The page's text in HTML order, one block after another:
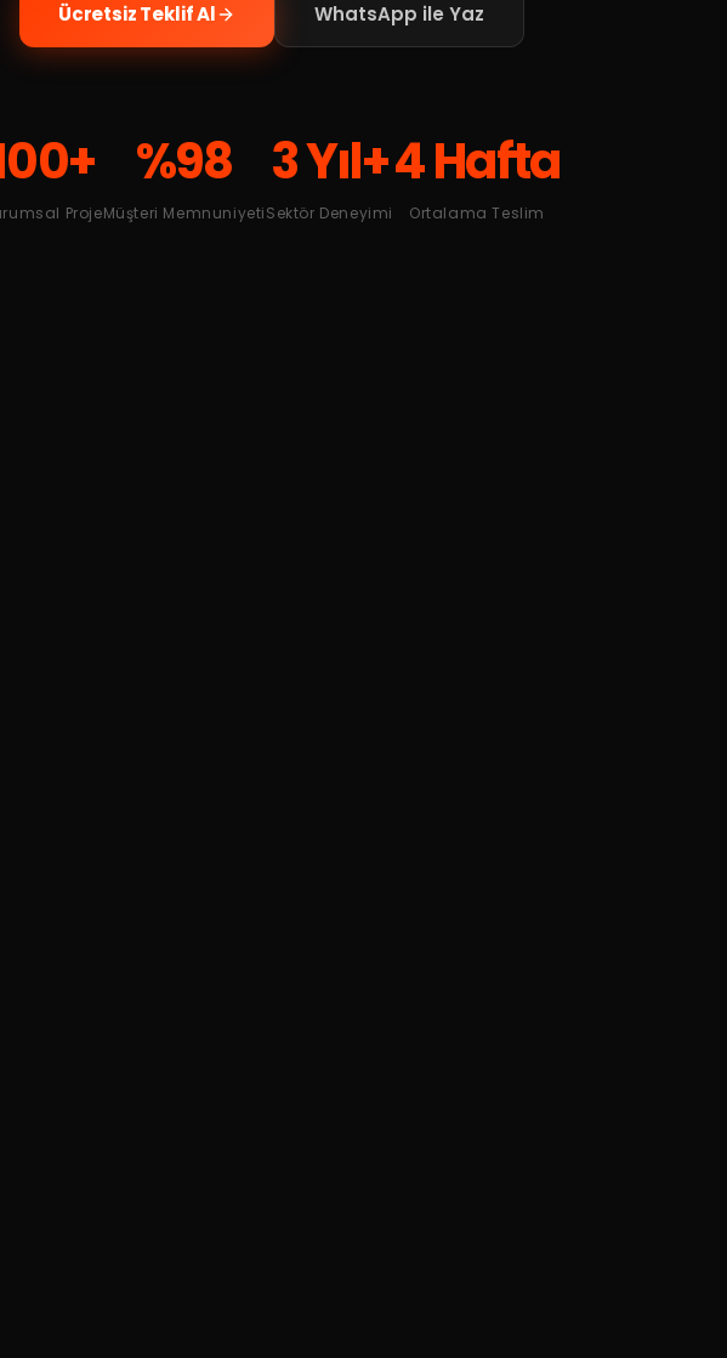
Ücretsiz Teklif Al WhatsApp ile Yaz
Proje
%98
Müşteri Memnuniyeti
3 Yıl+
Sektör Deneyimi
4 Hafta
Ortalama Teslim